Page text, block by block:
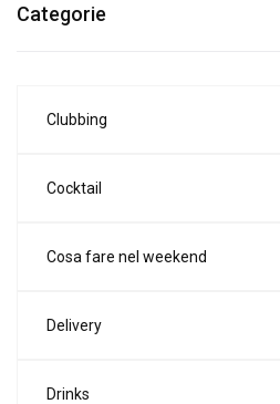
Categorie
Clubbing
Cocktail
Cosa fare nel weekend
Delivery
Drinks